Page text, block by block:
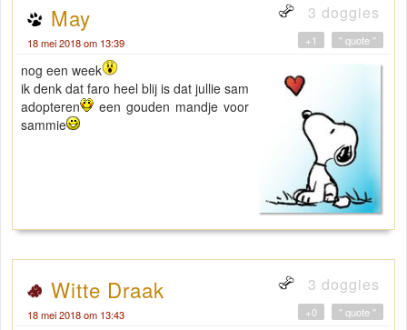
May 3 doggies
18 mei 2018 om 13:39 " quote "
+1
nog een week
ik denk dat faro heel blij is dat jullie sam
adopteren
een gouden mandje voor
sammie
Witte Draak 3 doggies
18 mei 2018 om 13:43 " quote "
+0